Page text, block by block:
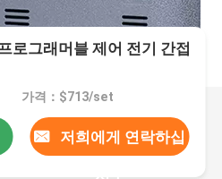
로그래머블 제어 전기 간접
가격：$713/set
저희에게 연락하십
시오